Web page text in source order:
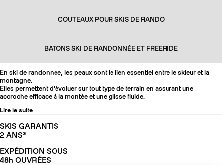
COUTEAUX POUR SKIS DE RANDO
BATONS SKI DE RANDONNÉE ET FREERIDE
En ski de randonnée, les peaux sont le lien essentiel entre le skieur et la
montagne.
Elles permettent d’évoluer sur tout type de terrain en assurant une
accroche efficace à la montée et une glisse fluide.
Lire la suite
SKIS GARANTIS
2 ANS*
EXPÉDITION SOUS
48h OUVRÉES